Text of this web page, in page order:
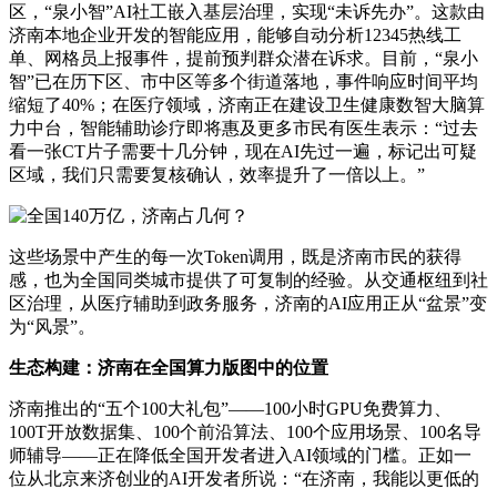
区，“泉小智”AI社工嵌入基层治理，实现“未诉先办”。这款由
济南本地企业开发的智能应用，能够自动分析12345热线工
单、网格员上报事件，提前预判群众潜在诉求。目前，“泉小
智”已在历下区、市中区等多个街道落地，事件响应时间平均
缩短了40%；在医疗领域，济南正在建设卫生健康数智大脑算
力中台，智能辅助诊疗即将惠及更多市民有医生表示：“过去
看一张CT片子需要十几分钟，现在AI先过一遍，标记出可疑
区域，我们只需要复核确认，效率提升了一倍以上。”
这些场景中产生的每一次Token调用，既是济南市民的获得
感，也为全国同类城市提供了可复制的经验。从交通枢纽到社
区治理，从医疗辅助到政务服务，济南的AI应用正从“盆景”变
为“风景”。
生态构建：济南在全国算力版图中的位置
济南推出的“五个100大礼包”——100小时GPU免费算力、
100T开放数据集、100个前沿算法、100个应用场景、100名导
师辅导——正在降低全国开发者进入AI领域的门槛。正如一
位从北京来济创业的AI开发者所说：“在济南，我能以更低的